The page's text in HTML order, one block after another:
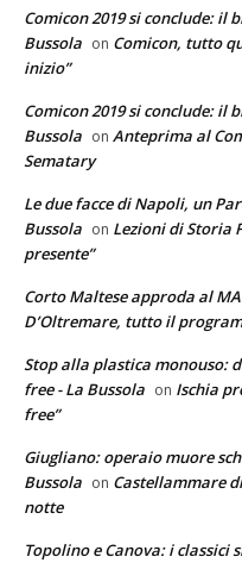
Comicon 2019 si conclude: il
Bussola on Comicon, tutto
inizio”
Comicon 2019 si conclude: il
Bussola on Anteprima al
Sematary
Le due facce di Napoli, un
Bussola on Lezioni di Storia
presente”
Corto Maltese approda al
D’Oltremare, tutto il
Stop alla plastica monouso:
free - La Bussola on Ischia
free”
Giugliano: operaio muore
Bussola on Castellammare
notte
Topolino e Canova: i classici